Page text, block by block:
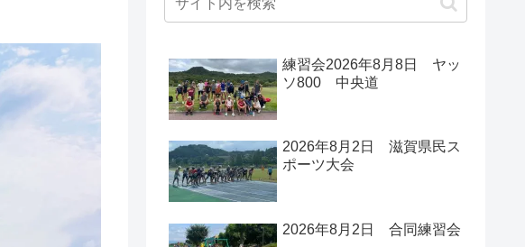
練習会2026年8月8日 ヤッ
ソ800 中央道
2026年8月2日 滋賀県民ス
ポーツ大会
2026年8月2日 合同練習会